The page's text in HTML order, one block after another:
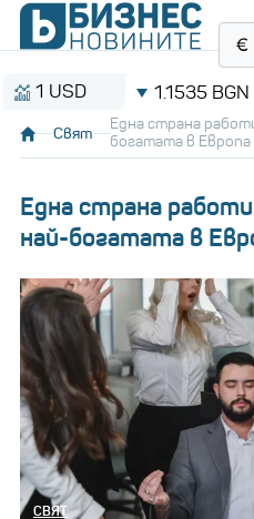
1.1535 BGN
Свят
Една страна
богатата в Европа
Една страна
най-богатата в
СВЯТ